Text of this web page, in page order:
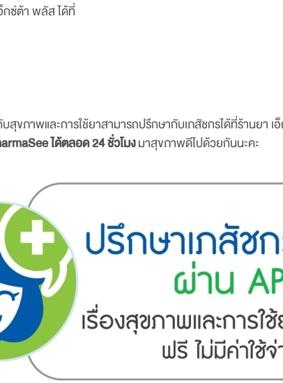
กซ์ต้า พลัส ได้ที่
ขภาพและการใช้ยาสามารถปรึกษากับเภสัชกรได้ที่ร้านยา
ได้ตลอด 24 ชั่วโมงมาสุขภาพดีไปด้วยกันนะคะ